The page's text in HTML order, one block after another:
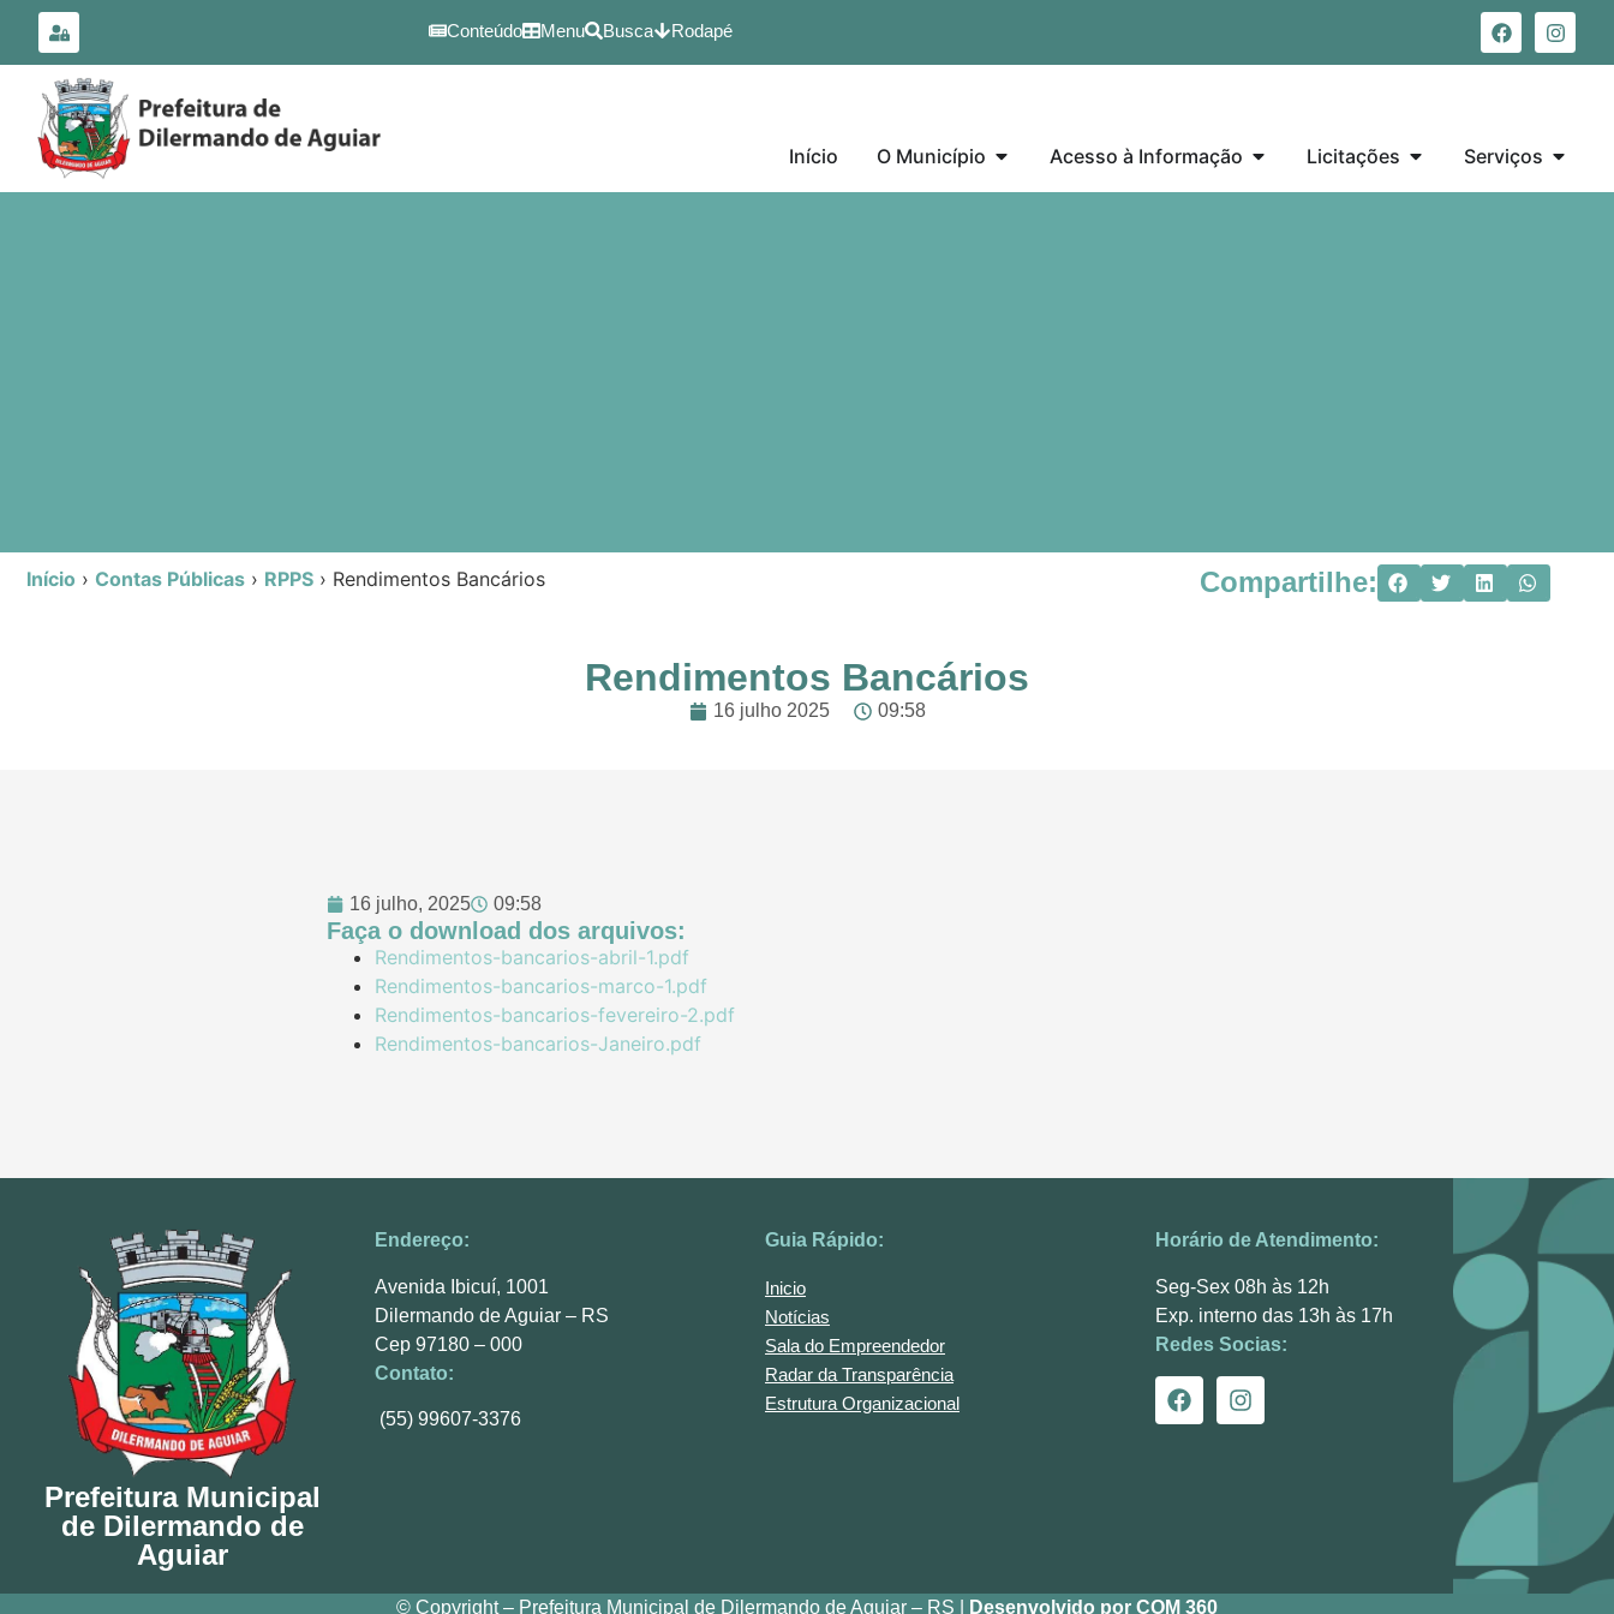
conteúdo
Conteúdo Menu Busca Rodapé
Início O Município Acesso à Informação Licitações Serviços
Início › Contas Públicas › RPPS › Rendimentos Bancários Compartilhe:
Rendimentos Bancários
16 julho 2025 09:58
16 julho, 2025 09:58
Faça o download dos arquivos:
Rendimentos-bancarios-abril-1.pdf
Rendimentos-bancarios-marco-1.pdf
Rendimentos-bancarios-fevereiro-2.pdf
Rendimentos-bancarios-Janeiro.pdf
Prefeitura Municipal
de Dilermando de
Aguiar
Endereço:
Avenida Ibicuí, 1001
Dilermando de Aguiar – RS
Cep 97180 – 000
Contato:
(55) 99607-3376
Guia Rápido:
Inicio
Notícias
Sala do Empreendedor
Radar da Transparência
Estrutura Organizacional
Horário de Atendimento:
Seg-Sex 08h às 12h
Exp. interno das 13h às 17h
Redes Socias:
© Copyright – Prefeitura Municipal de Dilermando de Aguiar – RS | Desenvolvido por COM 360